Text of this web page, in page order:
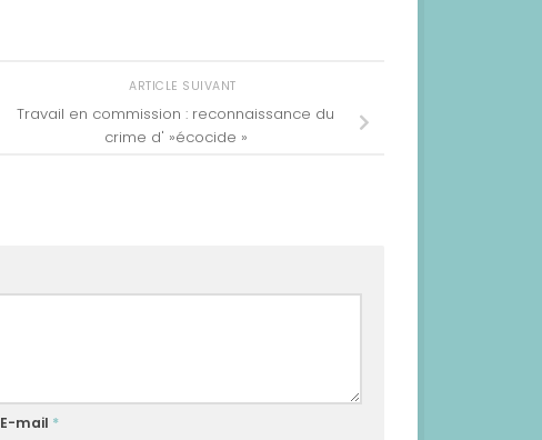
ARTICLE SUIVANT
Travail en commission : reconnaissance du
crime d' »écocide »
E-mail *